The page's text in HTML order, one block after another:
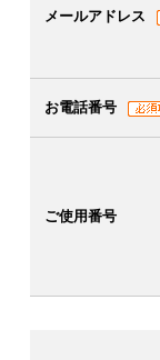
メールアドレス
お電話番号
ご使用番号